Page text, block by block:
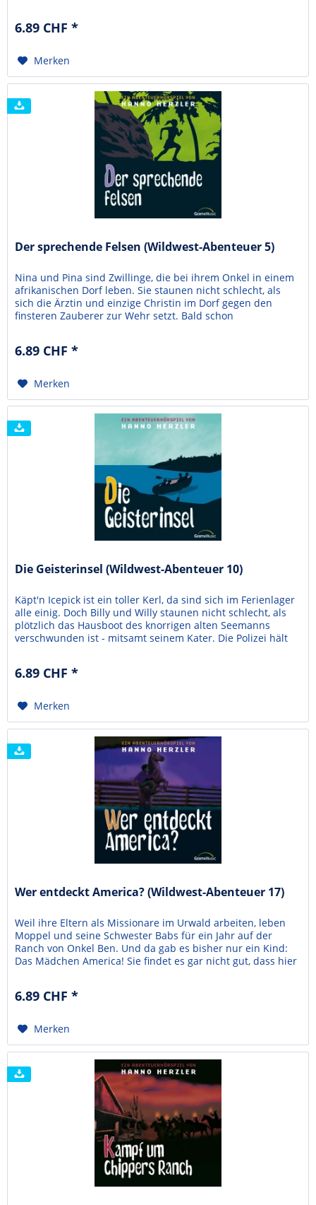
begeistern und christliche Werte...
6.89 CHF *
Merken
Der sprechende Felsen (Wildwest-Abenteuer 5)
Nina und Pina sind Zwillinge, die bei ihrem Onkel in einem
afrikanischen Dorf leben. Sie staunen nicht schlecht, als
sich die Ärztin und einzige Christin im Dorf gegen den
finsteren Zauberer zur Wehr setzt. Bald schon
Betrug aus dem Weg zu schaffen versucht...
6.89 CHF *
Merken
Die Geisterinsel (Wildwest-Abenteuer 10)
Käpt'n Icepick ist ein toller Kerl, da sind sich im Ferienlager
alle einig. Doch Billy und Willy staunen nicht schlecht, als
plötzlich das Hausboot des knorrigen alten Seemanns
verschwunden ist - mitsamt seinem Kater. Die Polizei hält
Hörspiel-Reihe entführt...
6.89 CHF *
Merken
Wer entdeckt America? (Wildwest-Abenteuer 17)
Weil ihre Eltern als Missionare im Urwald arbeiten, leben
Moppel und seine Schwester Babs für ein Jahr auf der
Ranch von Onkel Ben. Und da gab es bisher nur ein Kind:
Das Mädchen America! Sie findet es gar nicht gut, dass hier
nicht einfach. Schließlich geraten...
6.89 CHF *
Merken